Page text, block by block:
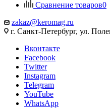
Сравнение товаров0
zakaz@keromag.ru
г. Санкт-Петербург, ул.
Вконтакте
Facebook
Twitter
Instagram
Telegram
YouTube
WhatsApp